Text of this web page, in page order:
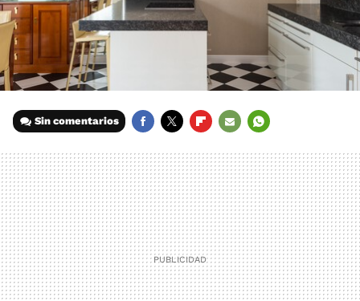
Sin comentarios
MAIL